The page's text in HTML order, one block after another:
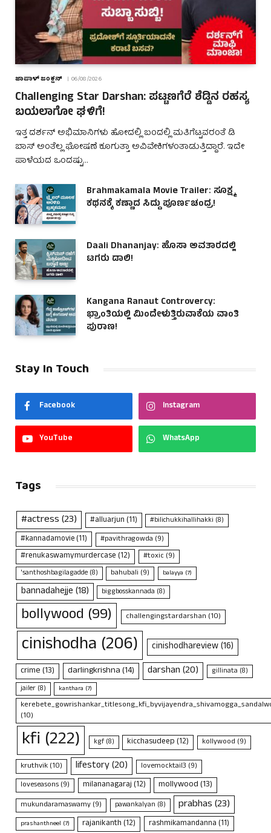
ಜಾಪಾಳ್ ಜಂಕ್ಷನ್ 06/08/2026
Challenging Star Darshan: ಪಟ್ಟಣಗೆರೆ ಶೆಡ್ಡಿನ ರಹಸ್ಯ
ಬಯಲಾಗೋ ಘಳಿಗೆ!
ಇತ್ತ ದರ್ಶನ್ ಅಭಿಮಾನಿಗಳು ಹೋದಲ್ಲಿ ಬಂದಲ್ಲಿ ಮತಿಗೆಟ್ಟವರಂತೆ ಡಿ
ಬಾಸ್ ಅಂತೆಲ್ಲ ಘೋಷಣೆ ಕೂಗುತ್ತಾ ಅವಿವೇಕಿಗಳಂತಾಡುತ್ತಿದ್ದಾರೆ. ಇದೇ
ಪಾಳೆಯದ ಒಂದಷ್ಟು…
Brahmakamala Movie Trailer: ಸೂಕ್ಷ್ಮ
ಕಥನಕ್ಕೆ ಕಣ್ಣಾದ ಸಿದ್ದು ಪೂರ್ಣಚಂದ್ರ!
Daali Dhananjay: ಹೊಸಾ ಅವತಾರದಲ್ಲಿ
ಟಗರು ಡಾಲಿ!
Kangana Ranaut Controvercy:
ಭ್ರಾಂತಿಯಲ್ಲಿ ಮಿಂದೇಳುತ್ತಿರುವಾಕೆಯ ವಾಂತಿ
ಪುರಾಣ!
Stay In Touch
Facebook Instagram
YouTube WhatsApp
Tags
#actress(23) #alluarjun(11) #bilichukkihallihakki (8)
#kannadamovie(11) #pavithragowda (9)
#renukaswamymurdercase(12) #toxic(9)
'santhoshbagilagadde (8) bahubali (9) balayya (7)
bannadahejje(18) biggbosskannada (8)
bollywood (99) challengingstardarshan (10)
cinishodha (206) cinishodhareview(16)
crime(13) darlingkrishna(14) darshan(20) gillinata (8)
jailer (8) kanthara (7)
(10)
kfi (222) kgf(8) kicchasudeep(12) kollywood (9)
kruthvik(10) lifestory(20) lovemocktail3 (9)
loveseasons (9) milananagaraj(12) mollywood(13)
mukundaramaswamy (9) pawankalyan (8) prabhas(23)
prashanthneel (7) rajanikanth(12) rashmikamandanna(11)